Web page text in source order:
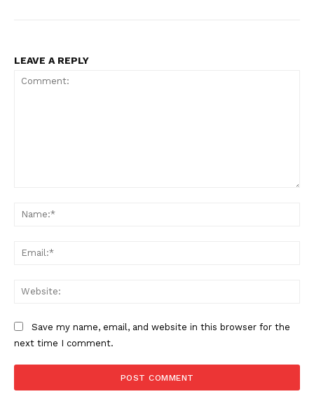
LEAVE A REPLY
Save my name, email, and website in this browser for the
next time I comment.